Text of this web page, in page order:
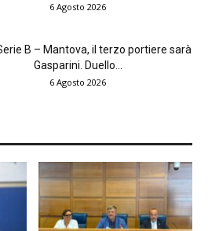
6 Agosto 2026
B – Mantova, il terzo portiere sarà
Gasparini. Duello...
6 Agosto 2026